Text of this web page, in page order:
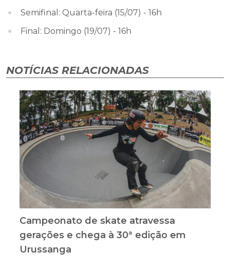
Semifinal: Quarta-feira (15/07) - 16h
Final: Domingo (19/07) - 16h
NOTÍCIAS RELACIONADAS
Campeonato de skate atravessa
gerações e chega à 30ª edição em
Urussanga